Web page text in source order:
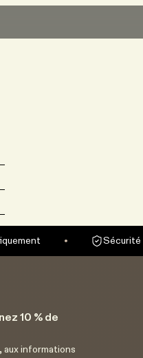
VENTES
Sécurité
10 % de
aux informations